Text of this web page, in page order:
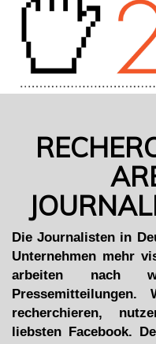
Die Journalisten in
Unternehmen mehr
arbeiten nach
recherchieren,
liebsten Facebook.